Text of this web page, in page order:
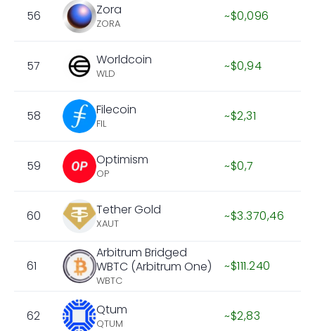
56 Zora
ZORA ~$0,096
57 Worldcoin
WLD ~$0,94
58 Filecoin
FIL ~$2,31
59 Optimism
OP ~$0,7
60 Tether Gold
XAUT ~$3.370,46
61
Arbitrum Bridged
WBTC (Arbitrum One)
WBTC
~$111.240
62 Qtum
QTUM ~$2,83